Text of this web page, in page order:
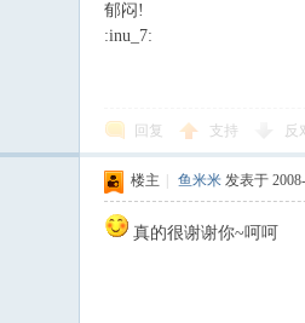
郁闷!
:inu_7:
回复 支持 反
楼主 鱼米米 发表于
真的很谢谢你~呵呵